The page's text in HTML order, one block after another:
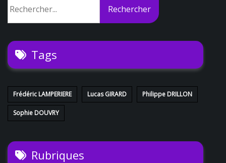
Rechercher
Tags
Frédéric LAMPERIERE Lucas GIRARD Philippe DRILLON
Sophie DOUVRY
Rubriques